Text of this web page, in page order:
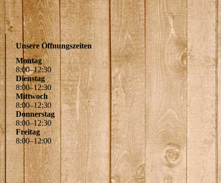
Unsere Öffnungszeiten
Montag
8:00–12:30
Dienstag
8:00–12:30
Mittwoch
8:00–12:30
Donnerstag
8:00–12:30
Freitag
8:00–12:00